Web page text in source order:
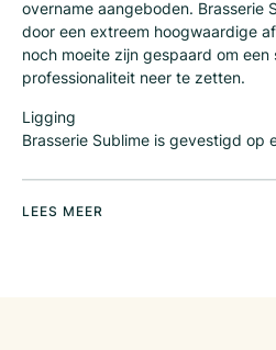
overname aangeboden. Brasserie
door een extreem hoogwaardige
noch moeite zijn gespaard om
professionaliteit neer te zetten.
Ligging
Brasserie Sublime is gevestigd op
voorzieningen. Dankzij de
zaak een breed publiek aan.
LEES MEER